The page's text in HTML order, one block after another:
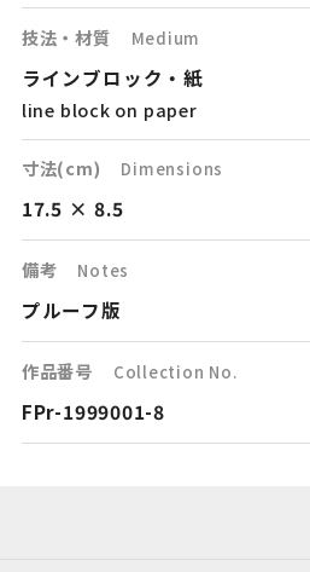
技法・材質 Medium
ラインブロック・紙
line block on paper
寸法(cm) Dimensions
17.5 × 8.5
備考 Notes
プルーフ版
作品番号 Collection No.
FPr-1999001-8